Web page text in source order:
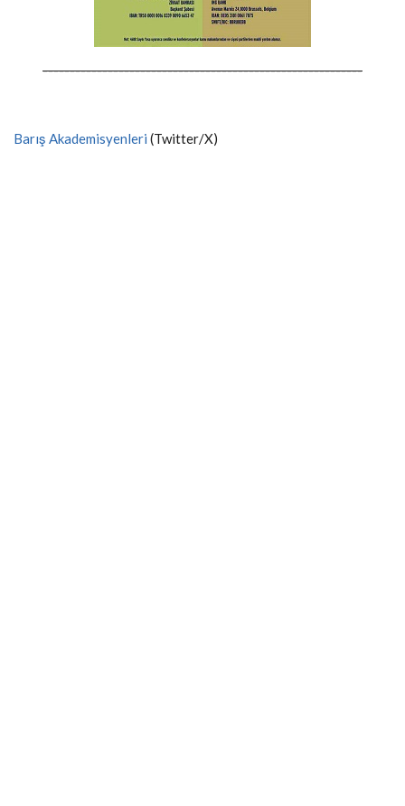
-----------------------------------------------------------
Barış Akademisyenleri (Twitter/X)